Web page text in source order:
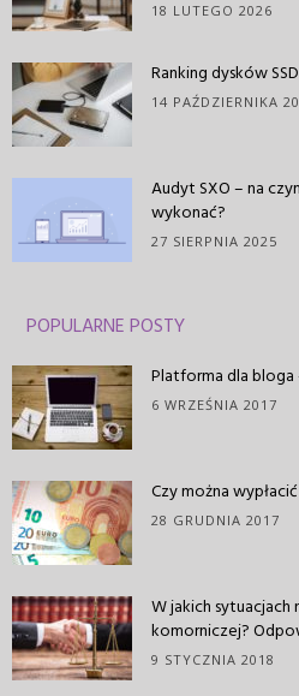
18 LUTEGO 2026
Ranking dysków
14 PAŹDZIERNIKA
Audyt SXO – na
wykonać?
27 SIERPNIA 2025
POPULARNE POSTY
Platforma dla bloga
6 WRZEŚNIA 2017
Czy można
28 GRUDNIA 2017
W jakich
komorniczej?
9 STYCZNIA 2018